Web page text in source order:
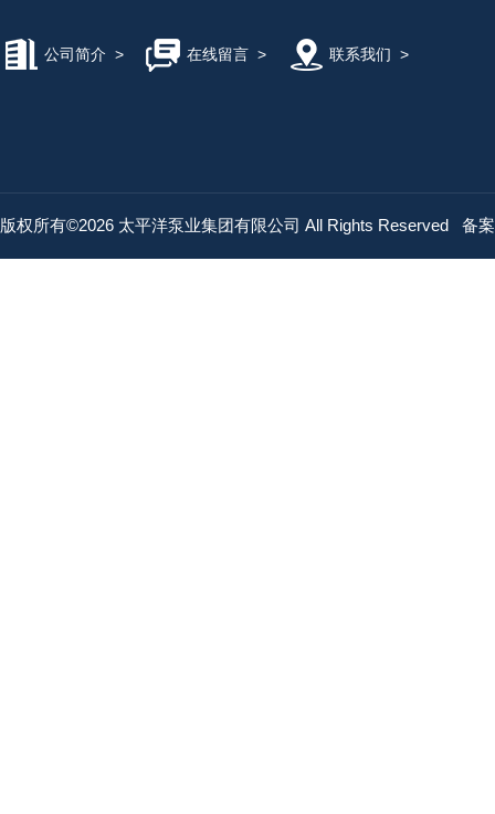
公司简介 > 在线留言> 联系我们 >
版权所有©2026 太平洋泵业集团有限公司 All Rights Reserved 备